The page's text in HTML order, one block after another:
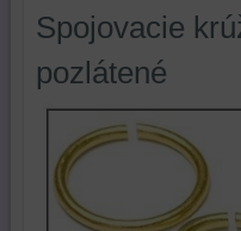
Spojovacie
pozlátené